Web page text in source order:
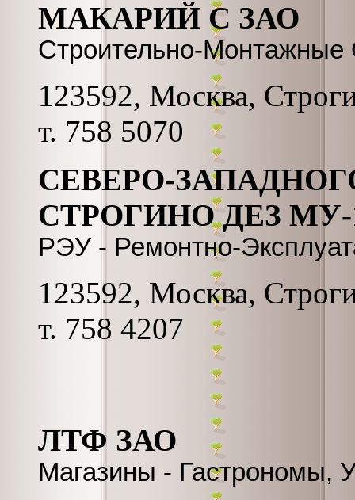
МАКАРИЙ С ЗАО
Строительно-Монтажные
123592, Москва,
т. 758 5070
СЕВЕРО-
СТРОГИНО ДЕЗ
РЭУ - Ремонтно-
123592, Москва,
т. 758 4207
ЛТФ ЗАО
Магазины - Гастрономы,